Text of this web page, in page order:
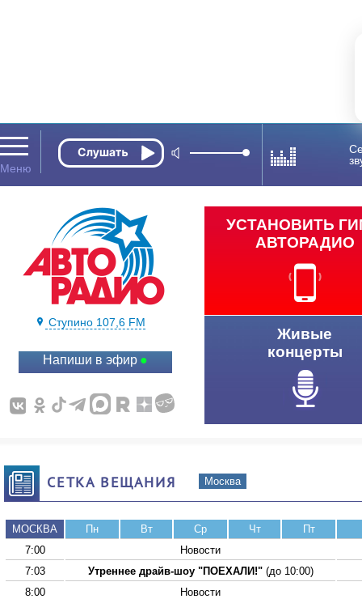
Ступино 107,6 FM
Напиши в эфир
УСТАНОВИТЬ
АВТОРАДИО
Живые
концерты
СЕТКА ВЕЩАНИЯ Москва
МОСКВА Пн Вт Ср Чт
Пт
7:00
Новости
7:03
Утреннее драйв-шоу "ПОЕХАЛИ!"(до 10:00)
8:00
Новости